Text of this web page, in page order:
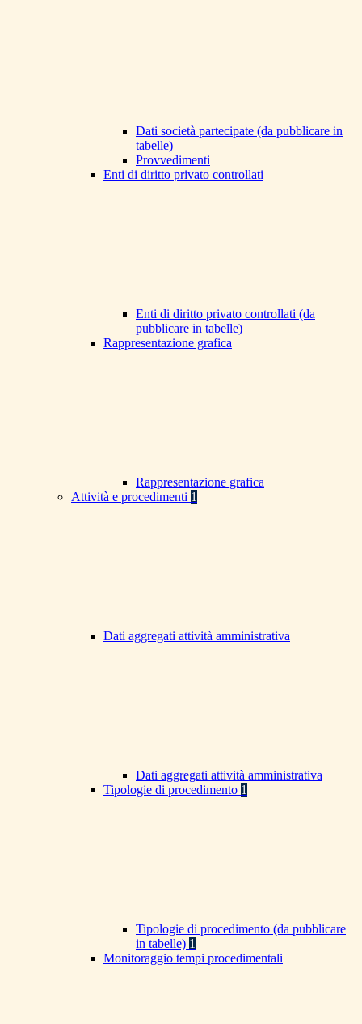
Dati società partecipate (da pubblicare in
tabelle)
Provvedimenti
Enti di diritto privato controllati
Enti di diritto privato controllati (da
pubblicare in tabelle)
Rappresentazione grafica
Rappresentazione grafica
Attività e procedimenti 1
Dati aggregati attività amministrativa
Dati aggregati attività amministrativa
Tipologie di procedimento 1
Tipologie di procedimento (da pubblicare
in tabelle) 1
Monitoraggio tempi procedimentali